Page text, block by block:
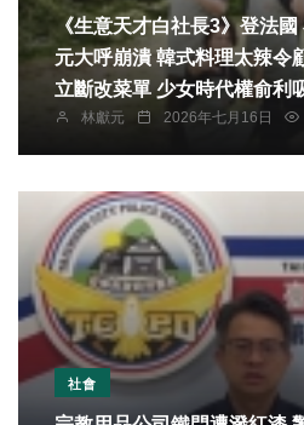
《生意天才白社長3》登法國 在美食之都開店白種
元大呼崩潰 韓式料理太辣令顧客卻步 白種元當機
立斷改菜單 少女時代權俞利吸客有一套 帥氣示範
開燒酒
林獻元 2026年七月16日
社會